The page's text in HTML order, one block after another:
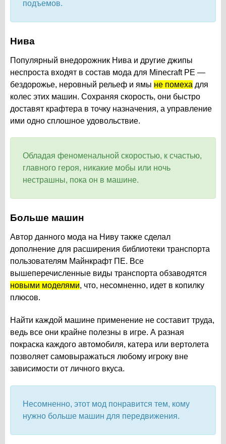
подъемов.
Нива
Популярный внедорожник Нива и другие джипы
неспроста входят в состав мода для Minecraft PE —
бездорожье, неровный рельеф и ямы не помеха для
колес этих машин. Сохраняя скорость, они быстро
доставят крафтера в точку назначения, а управление
ими одно сплошное удовольствие.
Обладая феноменальной скоростью, к счастью,
главного героя, никакие мобы или ночь
нестрашны, пока он в машине.
Больше машин
Автор данного мода на Ниву также сделал
дополнение для расширения библиотеки транспорта
пользователям Майнкрафт ПЕ. Все
вышеперечисленные виды транспорта обзаводятся
новыми моделями, что, несомненно, идет в копилку
плюсов.
Найти каждой машине применение не составит труда,
ведь все они крайне полезны в игре. А разная
покраска каждого автомобиля, катера или вертолета
позволяет самовыражаться любому игроку вне
зависимости от личного вкуса.
Несомненно, этот мод понравится тем, кому
нужно больше машин для передвижения.